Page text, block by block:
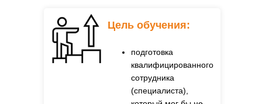
подготовка
квалифицированного
сотрудника
(специалиста),
Цель обучения: